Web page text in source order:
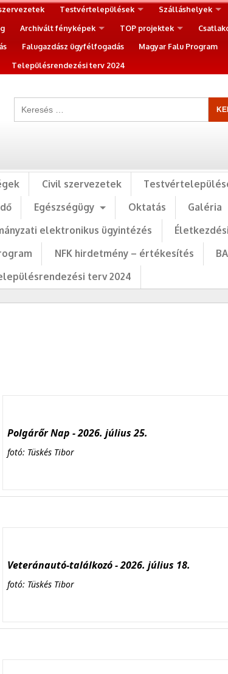
Testvértelepülések Szálláshelyek
Archivált fényképek TOP projektek
Falugazdász ügyfélfogadás Magyar Falu Program
Településrendezési terv 2024
Civil szervezetek
Egészségügy Oktatás Galéria
elektronikus ügyintézés
NFK hirdetmény – értékesítés
terv 2024
Polgárőr Nap - 2026. július 25.
fotó: Tüskés Tibor
Veteránautó-találkozó - 2026. július 18.
fotó: Tüskés Tibor